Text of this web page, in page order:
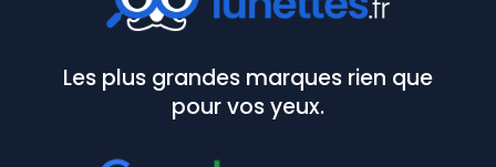
Les plus grandes marques rien que
pour vos yeux.